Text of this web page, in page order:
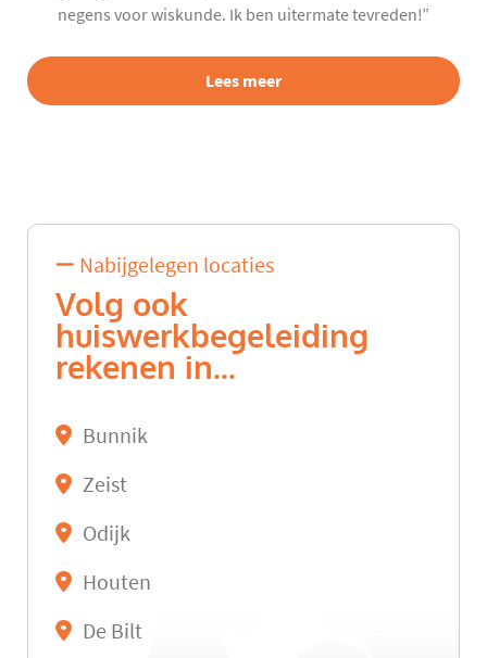
negens voor wiskunde. Ik ben uitermate tevreden!”
Lees meer
Nabijgelegen locaties
Volg ook
huiswerkbegeleiding
rekenen in...
Bunnik
Zeist
Odijk
Houten
De Bilt